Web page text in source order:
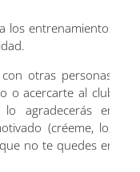
los entrenamientos
otras personas,
o acercarte al club
agradecerás en
(créeme, los
no te quedes en